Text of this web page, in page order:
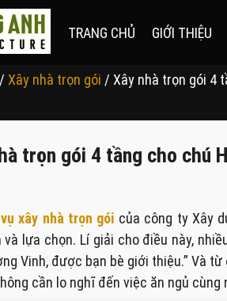
TRANG CHỦ GIỚI THIỆU
/ Xây nhà trọn gói / Xây nhà trọn gói 4
trọn gói 4 tầng cho chú
xây nhà trọn gói của công ty Xây
và lựa chọn. Lí giải cho điều này,
Vinh, được bạn bè giới thiệu.” Và
cần lo nghĩ đến việc ăn ngủ